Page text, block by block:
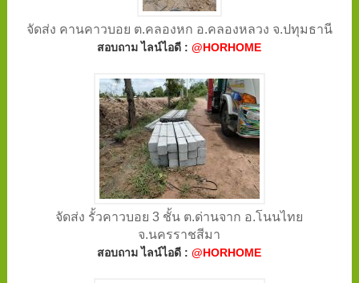
จัดส่ง คานคาวบอย ต.คลองหก อ.คลองหลวง จ.ปทุมธานี
สอบถาม ไลน์ไอดี :@HORHOME
จัดส่ง รั้วคาวบอย 3 ชั้น ต.ด่านจาก อ.โนนไทย
จ.นครราชสีมา
สอบถาม ไลน์ไอดี :@HORHOME